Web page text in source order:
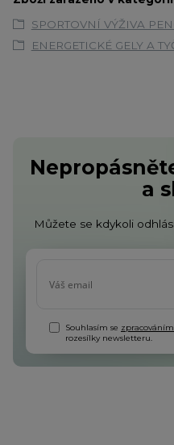
SPORTOVNÍ VÝŽIVA
ENERGETICKÉ GELY A
a
Můžete se kdykoli
Souhlasím se
rozesílky newsletteru.